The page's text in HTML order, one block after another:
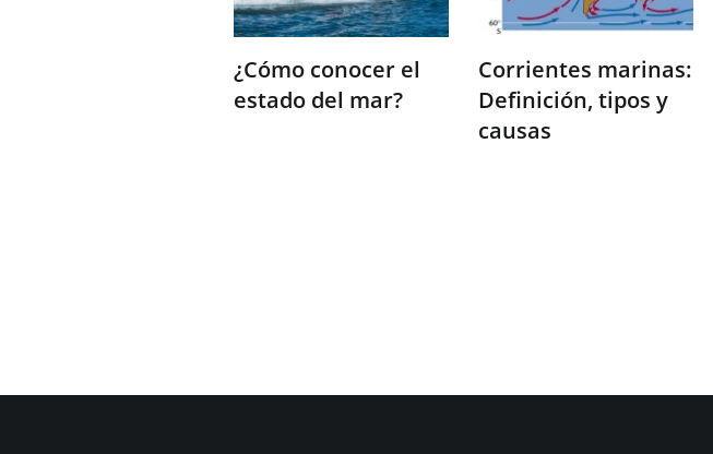
¿Cómo conocer el
estado del mar?
Corrientes marinas:
Definición, tipos y
causas